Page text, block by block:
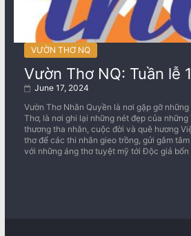
VƯỜN THƠ NQ
Vườn Thơ NQ: Tuần lễ
June 17, 2024
Vườn Thơ Nhân Quyền là nơi gặp gỡ
Thơ, là nơi ghi lại những nét đẹp của những
thương tha nhân, cuộc đời và quê hương
thơ để các thi nhân gieo trồng, gửi gắm
với những áng thơ tuyệt mỹ tới Độc giả bốn